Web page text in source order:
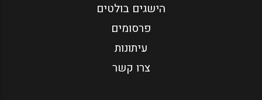
הישגים בולטים
פרסומים
עיתונות
צרו קשר